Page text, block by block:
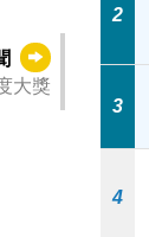
大獎
2
3
4